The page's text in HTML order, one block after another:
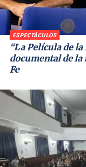
ESPECTÁCULOS
“La Película de
documental de la
Fe